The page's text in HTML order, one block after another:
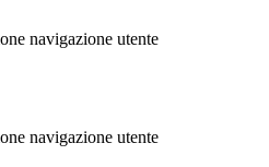
navigazione utente
navigazione utente